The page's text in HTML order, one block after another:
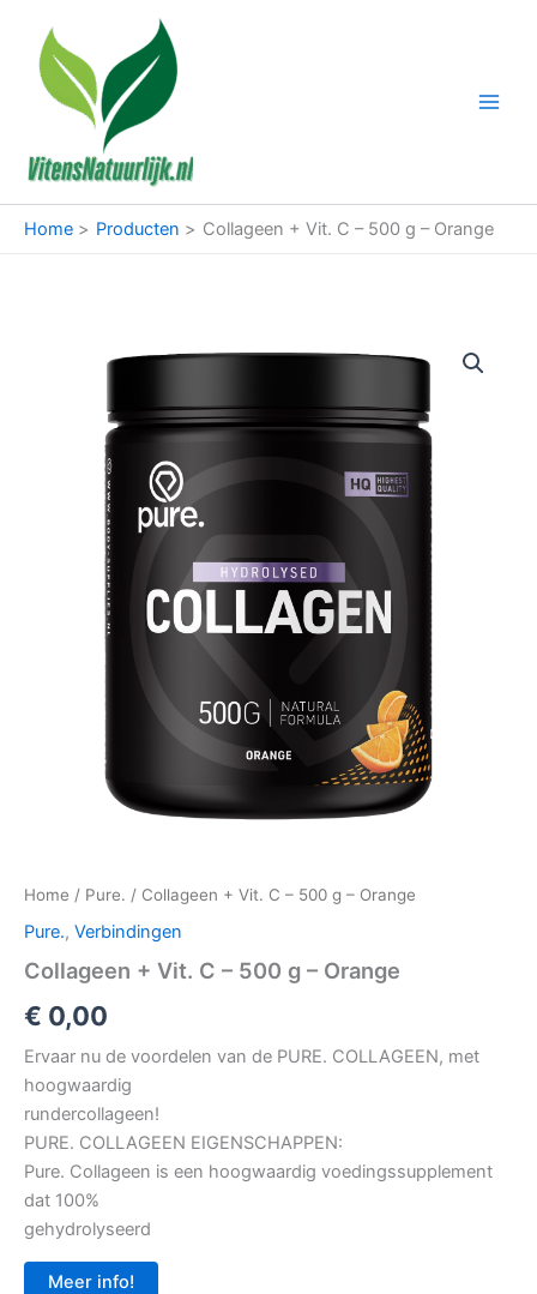
inhoud
Home Producten Collageen + Vit. C – 500 g – Orange
Home / Pure. / Collageen + Vit. C – 500 g – Orange
Pure., Verbindingen
Collageen + Vit. C – 500 g – Orange
€ 0,00
Ervaar nu de voordelen van de PURE. COLLAGEEN, met
hoogwaardig
rundercollageen!
PURE. COLLAGEEN EIGENSCHAPPEN:
Pure. Collageen is een hoogwaardig voedingssupplement
dat 100%
gehydrolyseerd
Meer info!